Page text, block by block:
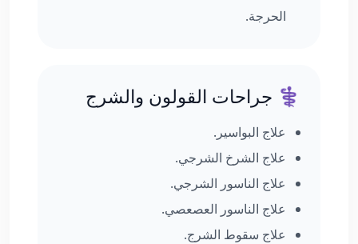
الحرجة.
⚕️ جراحات القولون والشرج
علاج البواسير.
علاج الشرخ الشرجي.
علاج الناسور الشرجي.
علاج الناسور العصعصي.
علاج سقوط الشرج.